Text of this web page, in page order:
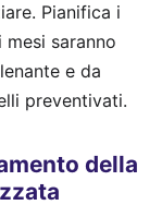
Pianifica i
saranno
e da
preventivati.
della